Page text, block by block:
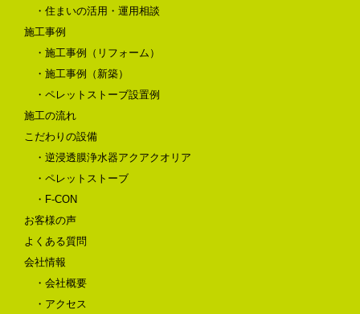
・住まいの活用・運用相談
施工事例
・施工事例（リフォーム）
・施工事例（新築）
・ペレットストーブ設置例
施工の流れ
こだわりの設備
・逆浸透膜浄水器アクアクオリア
・ペレットストーブ
・F-CON
お客様の声
よくある質問
会社情報
・会社概要
・アクセス